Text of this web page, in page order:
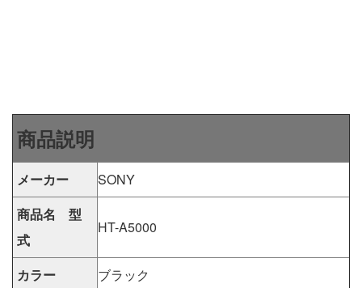
商品説明
メーカー
SONY
商品名 型
式
HT-A5000
カラー
ブラック